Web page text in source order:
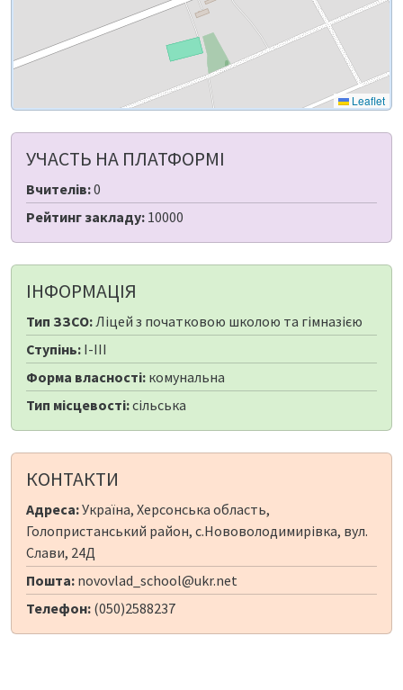
Leaflet
УЧАСТЬ НА ПЛАТФОРМІ
Вчителів:0
Рейтинг закладу: 10000
ІНФОРМАЦІЯ
Тип ЗЗСО:Ліцей з початковою школою та гімназією
Ступінь: I-III
Форма власності: комунальна
Тип місцевості:сільська
КОНТАКТИ
Адреса:Україна, Херсонська область,
Голопристанський район, с.Нововолодимирівка, вул.
Слави, 24Д
Пошта: novovlad_school@ukr.net
Телефон: (050)2588237